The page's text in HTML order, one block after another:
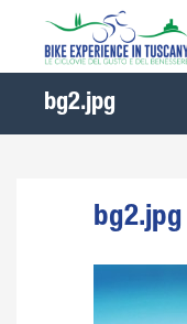
bg2.jpg
bg2.jpg